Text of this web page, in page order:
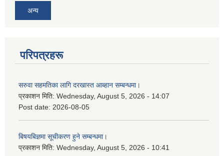
अन्य
परिपत्रहरू
सरुवा सहमतिका लागि दरखास्त आब्हान सम्बन्धमा।
प्रकाशन मिति: Wednesday, August 5, 2026 - 14:07
Post date: 2026-08-05
बिषयबिज्ञमा सूचीकरण हुने सम्बन्धमा।
प्रकाशन मिति: Wednesday, August 5, 2026 - 10:41